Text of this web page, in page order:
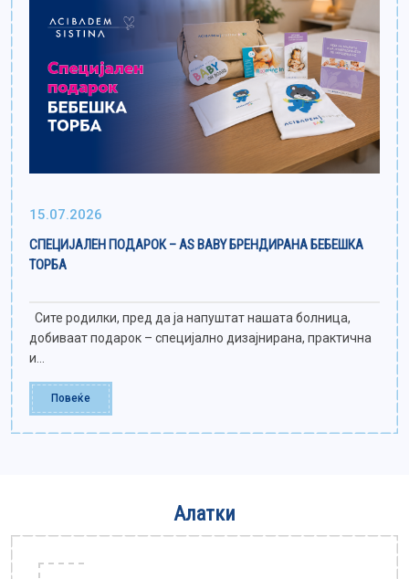
15.07.2026
СПЕЦИЈАЛЕН ПОДАРОК – AS BABY БРЕНДИРАНА БЕБЕШКА
ТОРБА
Сите родилки, пред да ја напуштат нашата болница,
добиваат подарок – специјално дизајнирана, практична
и...
Повеќе
Алатки